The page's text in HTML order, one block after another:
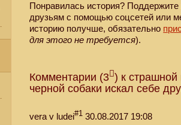
Понравилась история? Поддержите
друзьям с помощью соцсетей или
историю получше, обязательно
для этого не требуется).
Комментарии (3 ) к страшной
черной собаки искал себе
vera v ludei#1 30.08.2017 19:08